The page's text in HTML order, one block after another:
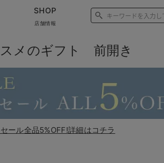
SHOP
店舗情報
メのギフト 前開き
ール全品5%OFF!詳細はコチラ